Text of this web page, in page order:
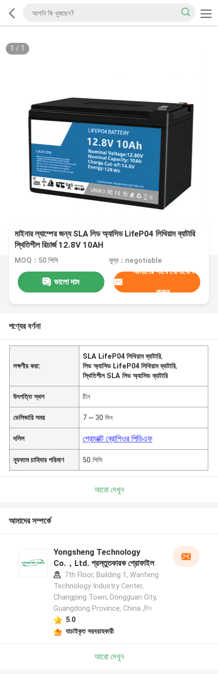
1 / 1
মাইনার ল্যাম্পের জন্য SLA লিড অ্যাসিড LifeP04 লিথিয়াম ব্যাটারি
স্থিতিশীল রিচার্জ 12.8V 10AH
MOQ：50 পিসি মূল্য：negotiable
ভালো দাম
আমাদের সাথে যোগাযোগ
করুন
পণ্যের বর্ণনা
লক্ষণীয় করা:
SLA LifeP04 লিথিয়াম ব্যাটারি,
লিড অ্যাসিড LifeP04 লিথিয়াম ব্যাটারি,
স্থিতিশীল SLA লিড অ্যাসিড ব্যাটারি
উৎপত্তি স্থল চীন
ডেলিভারি সময় 7 ~ 30 দিন
দলিল প্রোডাক্ট ব্রোশিওর পিডিএফ
ন্যূনতম চাহিদার পরিমাণ 50 পিসি
আরো দেখুন
আমাদের সম্পর্কে
Yongsheng Technology
Co.，Ltd. প্রস্তুতকারক প্রোফাইল
7th Floor, Building 1, Wanfeng
Technology Industry Center,
Changping Town, Dongguan City,
Guangdong Province, China ,চীন
5.0
যাচাইকৃত সরবরাহকারী
আরো দেখুন